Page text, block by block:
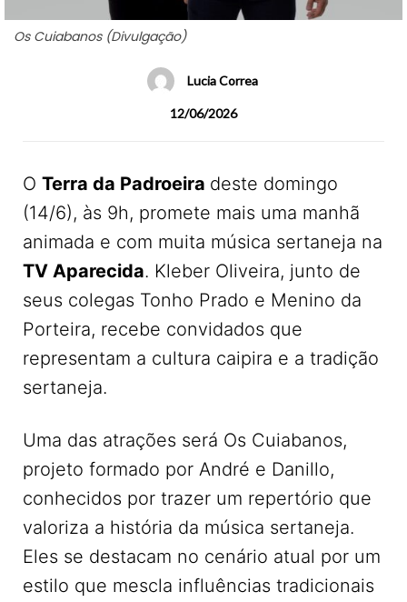
Os Cuiabanos (Divulgação)
Lucia Correa
12/06/2026
O Terra da Padroeira deste domingo
(14/6), às 9h, promete mais uma manhã
animada e com muita música sertaneja na
TV Aparecida. Kleber Oliveira, junto de
seus colegas Tonho Prado e Menino da
Porteira, recebe convidados que
representam a cultura caipira e a tradição
sertaneja.
Uma das atrações será Os Cuiabanos,
projeto formado por André e Danillo,
conhecidos por trazer um repertório que
valoriza a história da música sertaneja.
Eles se destacam no cenário atual por um
estilo que mescla influências tradicionais